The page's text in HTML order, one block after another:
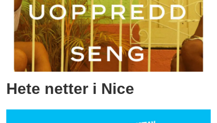
Hete netter i Nice